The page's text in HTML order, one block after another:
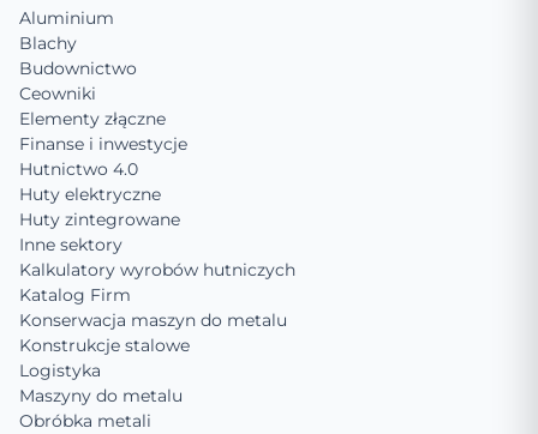
Aluminium
Blachy
Budownictwo
Ceowniki
Elementy złączne
Finanse i inwestycje
Hutnictwo 4.0
Huty elektryczne
Huty zintegrowane
Inne sektory
Kalkulatory wyrobów hutniczych
Katalog Firm
Konserwacja maszyn do metalu
Konstrukcje stalowe
Logistyka
Maszyny do metalu
Obróbka metali